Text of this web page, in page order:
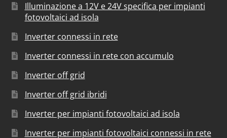
Illuminazione a 12V e 24V specifica per impianti
fotovoltaici ad isola
Inverter connessi in rete
Inverter connessi in rete con accumulo
Inverter off grid
Inverter off grid ibridi
Inverter per impianti fotovoltaici ad isola
Inverter per impianti fotovoltaici connessi in rete